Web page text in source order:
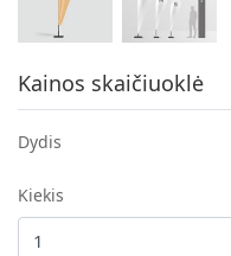
Kainos skaičiuoklė
Dydis
Kiekis